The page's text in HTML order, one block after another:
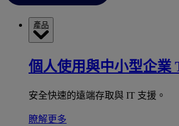
產品
個人使用與中小型企業
安全快速的遠端存取與 IT 支援。
瞭解更多